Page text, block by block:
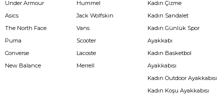
Under Armour
Asics
The North Face
Puma
Converse
New Balance
Hummel
Jack Wolfskin
Vans
Scooter
Lacoste
Merrell
Kadın Çizme
Kadın Sandalet
Kadın Günlük Spor
Ayakkabı
Kadın Basketbol
Ayakkabısı
Kadın Outdoor Ayakkabısı
Kadın Koşu Ayakkabısı